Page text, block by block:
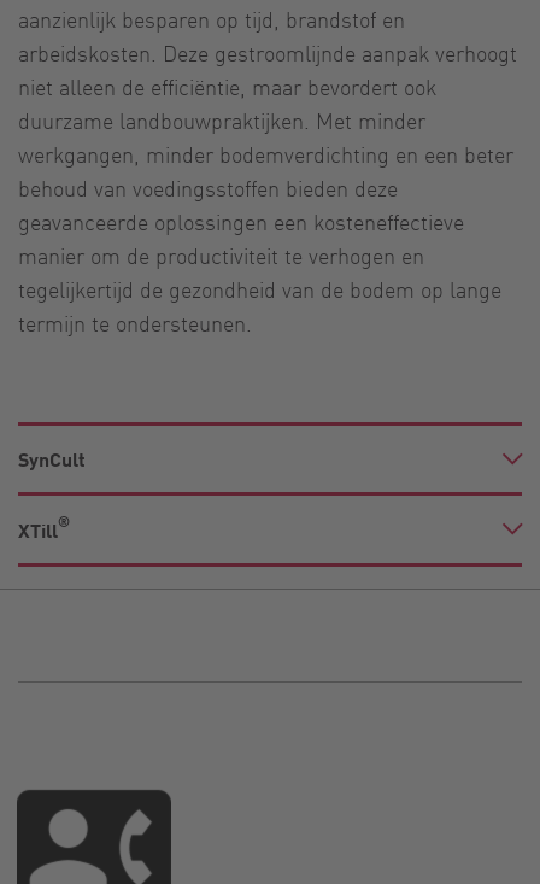
aanzienlijk besparen op tijd, brandstof en
arbeidskosten. Deze gestroomlijnde aanpak verhoogt
niet alleen de efficiëntie, maar bevordert ook
duurzame landbouwpraktijken. Met minder
werkgangen, minder bodemverdichting en een beter
behoud van voedingsstoffen bieden deze
geavanceerde oplossingen een kosteneffectieve
manier om de productiviteit te verhogen en
tegelijkertijd de gezondheid van de bodem op lange
termijn te ondersteunen.
SynCult
XTill®